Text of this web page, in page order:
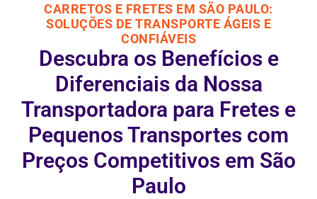
CARRETOS E FRETES EM SÃO PAULO:
SOLUÇÕES DE TRANSPORTE ÁGEIS E
CONFIÁVEIS
Descubra os Benefícios e
Diferenciais da Nossa
Transportadora para Fretes e
Pequenos Transportes com
Preços Competitivos em São
Paulo